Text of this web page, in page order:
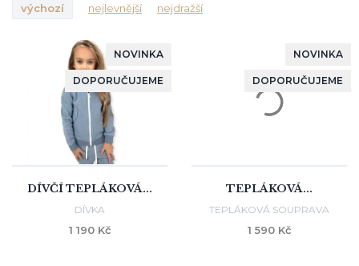
výchozí nejlevnější nejdražší
NOVINKA
DOPORUČUJEME
DÍVČÍ TEPLÁKOVÁ...
DÍVKA
1 190 Kč
NOVINKA
DOPORUČUJEME
TEPLÁKOVÁ...
TEPLÁKOVÁ SOUPRAVA
1 590 Kč